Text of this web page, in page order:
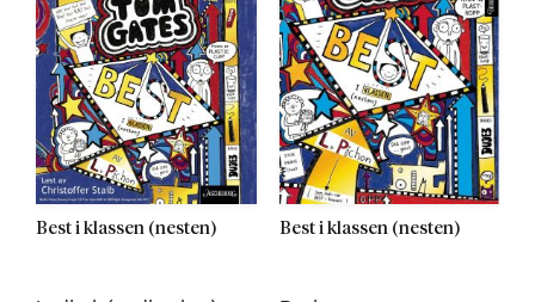
Best i klassen (nesten) Best i klassen (nesten)